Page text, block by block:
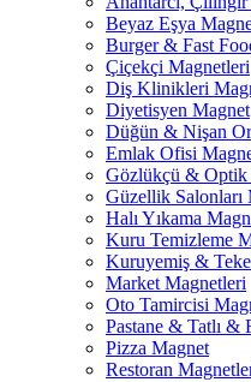
Beyaz Eşya
Burger & Fast
Çiçekçi Magnetleri
Diş Klinikleri
Diyetisyen Magnet
Düğün & Nişan
Emlak Ofisi
Gözlükçü & Optik
Güzellik Salonları
Halı Yıkama
Kuru Temizleme
Kuruyemiş &
Market Magnetleri
Oto Tamircisi
Pastane & Tatlı &
Pizza Magnet
Restoran